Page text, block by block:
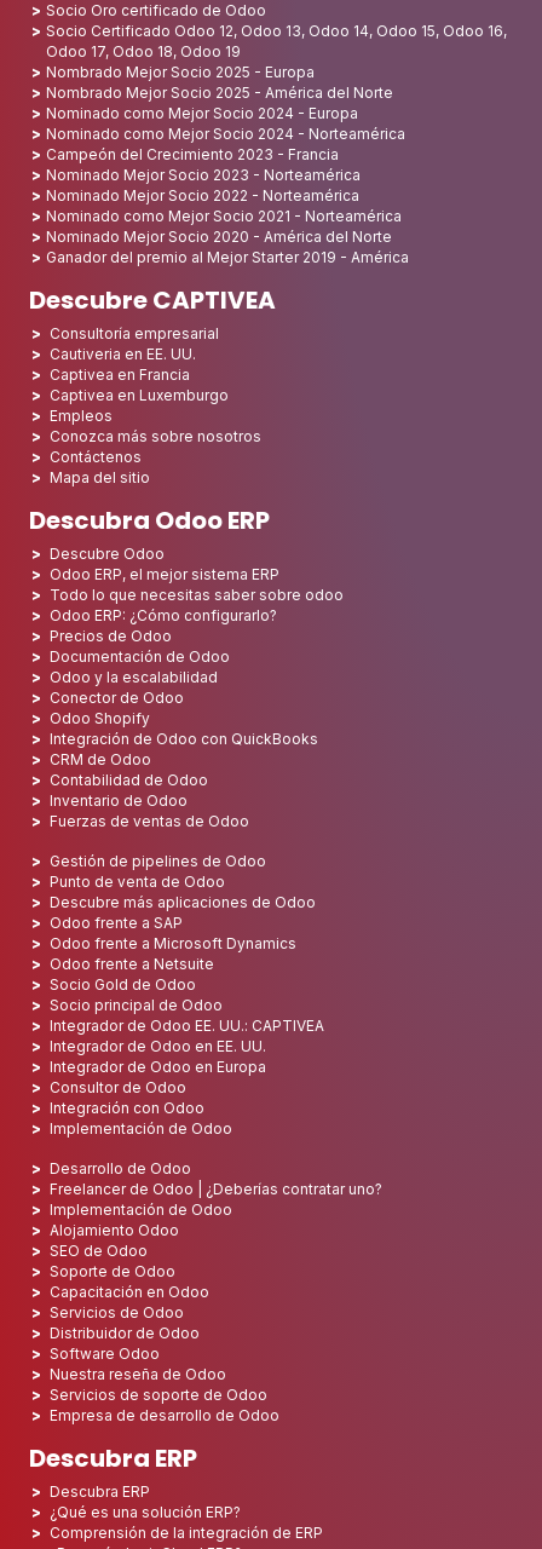
Socio Oro certificado de Odoo
Socio Certificado Odoo 12, Odoo 13, Odoo 14, Odoo 15, Odoo 16,
Odoo 17, Odoo 18, Odoo 19
Nombrado Mejor Socio 2025 - Europa
Nombrado Mejor Socio 2025 - América del Norte
Nominado como Mejor Socio 2024 - Europa
Nominado como Mejor Socio 2024 - Norteamérica
Campeón del Crecimiento 2023 - Francia
Nominado Mejor Socio 2023 - Norteamérica
Nominado Mejor Socio 2022 - Norteamérica
Nominado como Mejor Socio 2021 - Norteamérica
Nominado Mejor Socio 2020 - América del Norte
Ganador del premio al Mejor Starter 2019 - América
Descubre CAPTIVEA
Consultoría empresarial
Cautiveria en EE. UU.
Captivea en Francia
Captivea en Luxemburgo
Empleos
Conozca más sobre nosotros
Contáctenos
Mapa del sitio
Descubra Odoo ERP
Descubre Odoo
Odoo ERP, el mejor sistema ERP
Todo lo que necesitas saber sobre odoo
Odoo ERP: ¿Cómo configurarlo?
Precios de Odoo
Documentación de Odoo
Odoo y la escalabilidad
Conector de Odoo
Odoo Shopify
Integración de Odoo con QuickBooks
CRM de Odoo
Contabilidad de Odoo
Inventario de Odoo
Fuerzas de ventas de Odoo
Gestión de pipelines de Odoo
Punto de venta de Odoo
Descubre más aplicaciones de Odoo
Odoo frente a SAP
Odoo frente a Microsoft Dynamics
Odoo frente a Netsuite
Socio Gold de Odoo
Socio principal de Odoo
Integrador de Odoo EE. UU.: CAPTIVEA
Integrador de Odoo en EE. UU.
Integrador de Odoo en Europa
Consultor de Odoo
Integración con Odoo
Implementación de Odoo
Desarrollo de Odoo
Freelancer de Odoo | ¿Deberías contratar uno?
Implementación de Odoo
Alojamiento Odoo
SEO de Odoo
Soporte de Odoo
Capacitación en Odoo
Servicios de Odoo
Distribuidor de Odoo
Software Odoo
Nuestra reseña de Odoo
Servicios de soporte de Odoo
Empresa de desarrollo de Odoo
Descubra ERP
Descubra ERP
¿Qué es una solución ERP?
Comprensión de la integración de ERP